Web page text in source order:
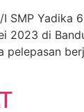
SMP Yadika
2023 di
pelepasan